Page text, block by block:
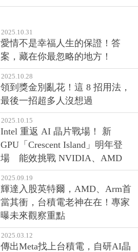
2025.10.31
愛情不是幸福人生的保證！答
案，藏在你最忽略的地方！
2025.10.28
領到獎金別亂花！這 8 招用法，
最後一招超多人沒想過
2025.10.15
Intel 重返 AI 晶片戰場！ 新
GPU「Crescent Island」明年登
場 能效挑戰 NVIDIA、AMD
2025.09.19
輝達入股英特爾，AMD、Arm首
當其衝，台積電老神在在！專家
曝未來觀察重點
2025.03.12
傳出Meta找上台積電，自研AI晶